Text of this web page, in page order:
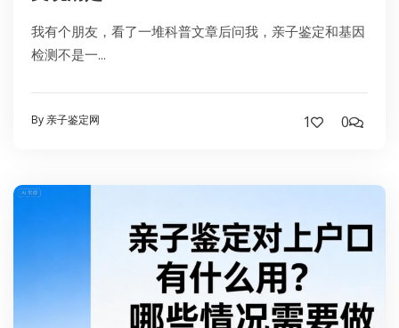
我有个朋友，看了一堆科普文章后问我，亲子鉴定和基因
检测不是一...
By 亲子鉴定网 1 0